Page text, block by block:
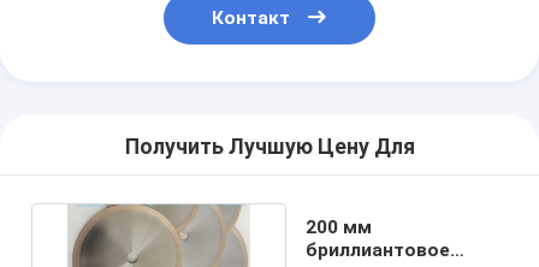
Контакт
Получить Лучшую Цену Для
200 мм
бриллиантовое